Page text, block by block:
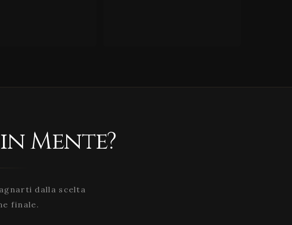
Mente?
dalla scelta
finale.